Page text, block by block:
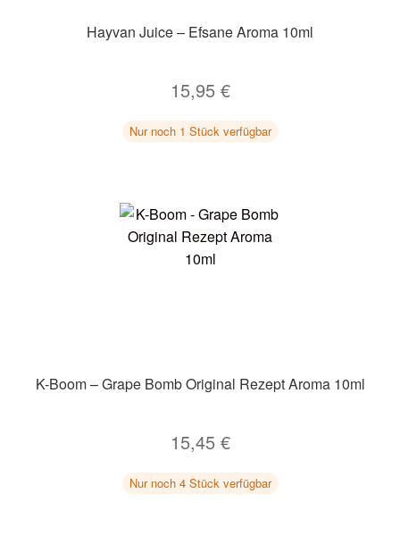
Hayvan Juice – Efsane Aroma 10ml
15,95 €
Nur noch 1 Stück verfügbar
K-Boom – Grape Bomb Original Rezept Aroma 10ml
15,45 €
Nur noch 4 Stück verfügbar